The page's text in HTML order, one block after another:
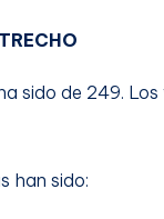
sido de 249.
han sido: